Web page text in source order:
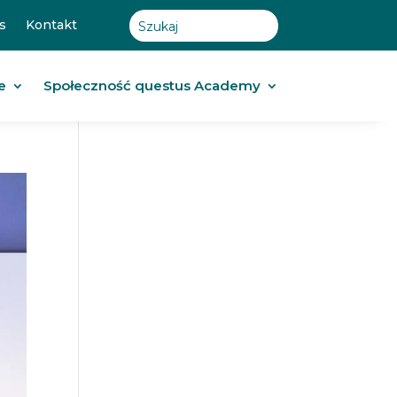
Kontakt
Społeczność questus Academy